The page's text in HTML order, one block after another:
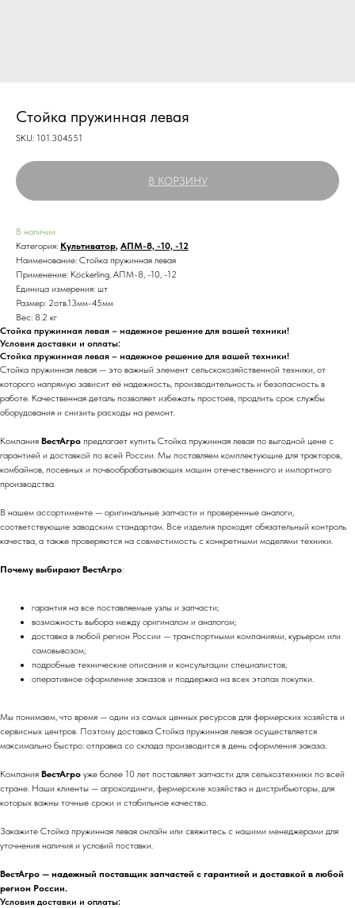
Стойка пружинная левая
SKU: 101.304551
В КОРЗИНУ
В наличии
Категория: Культиватор, АПМ-8, -10, -12
Наименование: Стойка пружинная левая
Применение: Köckerling, АПМ-8, -10, -12
Единица измерения: шт
Размер: 2отв.13мм-45мм
Вес: 8.2 кг
Стойка пружинная левая – надежное решение для вашей техники!
Условия доставки и оплаты:
Стойка пружинная левая – надежное решение для вашей техники!
Стойка пружинная левая — это важный элемент сельскохозяйственной техники, от
которого напрямую зависит её надежность, производительность и безопасность в
работе. Качественная деталь позволяет избежать простоев, продлить срок службы
оборудования и снизить расходы на ремонт.
Компания ВестАгро предлагает купить Стойка пружинная левая по выгодной цене с
гарантией и доставкой по всей России. Мы поставляем комплектующие для тракторов,
комбайнов, посевных и почвообрабатывающих машин отечественного и импортного
производства.
В нашем ассортименте — оригинальные запчасти и проверенные аналоги,
соответствующие заводским стандартам. Все изделия проходят обязательный контроль
качества, а также проверяются на совместимость с конкретными моделями техники.
Почему выбирают ВестАгро:
гарантия на все поставляемые узлы и запчасти;
возможность выбора между оригиналом и аналогом;
доставка в любой регион России — транспортными компаниями, курьером или
самовывозом;
подробные технические описания и консультации специалистов;
оперативное оформление заказов и поддержка на всех этапах покупки.
Мы понимаем, что время — один из самых ценных ресурсов для фермерских хозяйств и
сервисных центров. Поэтому доставка Стойка пружинная левая осуществляется
максимально быстро: отправка со склада производится в день оформления заказа.
Компания ВестАгро уже более 10 лет поставляет запчасти для сельхозтехники по всей
стране. Наши клиенты — агрохолдинги, фермерские хозяйства и дистрибьюторы, для
которых важны точные сроки и стабильное качество.
Закажите Стойка пружинная левая онлайн или свяжитесь с нашими менеджерами для
уточнения наличия и условий поставки.
ВестАгро — надежный поставщик запчастей с гарантией и доставкой в любой
регион России.
Условия доставки и оплаты: